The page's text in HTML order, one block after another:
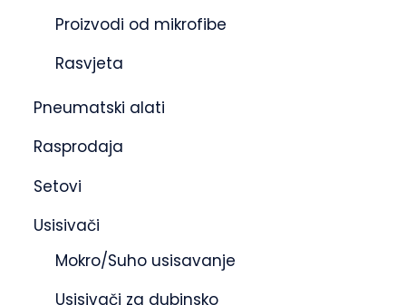
Proizvodi od mikrofibe
Rasvjeta
Pneumatski alati
Rasprodaja
Setovi
Usisivači
Mokro/Suho usisavanje
Usisivači za dubinsko